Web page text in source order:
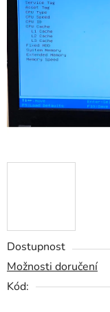
Dostupnost
Možnosti doručení
Kód:
hvězdiček.